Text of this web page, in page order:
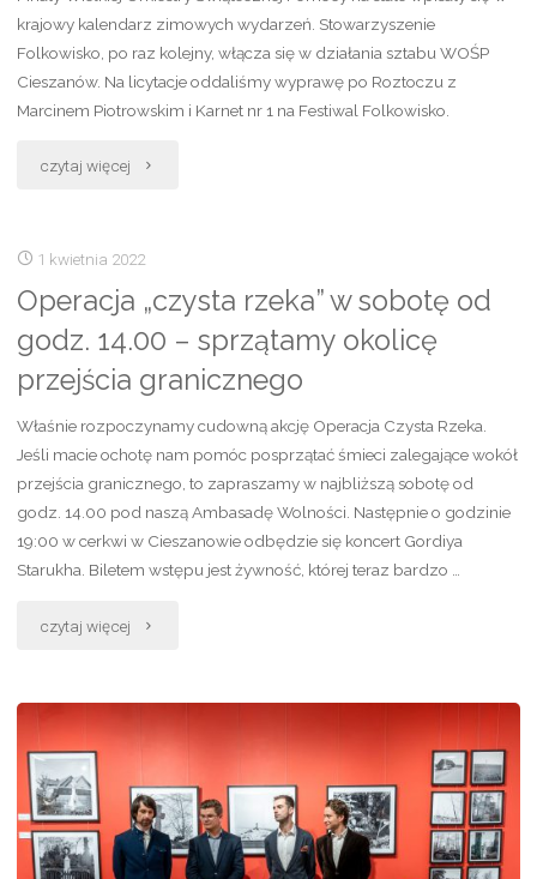
krajowy kalendarz zimowych wydarzeń. Stowarzyszenie
Folkowisko, po raz kolejny, włącza się w działania sztabu WOŚP
Cieszanów. Na licytacje oddaliśmy wyprawę po Roztoczu z
Marcinem Piotrowskim i Karnet nr 1 na Festiwal Folkowisko.
czytaj więcej "WOŚP
Chutorze
Gorajec"
1 kwietnia 2022
Operacja „czysta rzeka” w sobotę od
godz. 14.00 – sprzątamy okolicę
przejścia granicznego
Właśnie rozpoczynamy cudowną akcję Operacja Czysta Rzeka.
Jeśli macie ochotę nam pomóc posprzątać śmieci zalegające wokół
przejścia granicznego, to zapraszamy w najbliższą sobotę od
godz. 14.00 pod naszą Ambasadę Wolności. Następnie o godzinie
19:00 w cerkwi w Cieszanowie odbędzie się koncert Gordiya
Starukha. Biletem wstępu jest żywność, której teraz bardzo …
czytaj więcej "Operacja
sobotę
od